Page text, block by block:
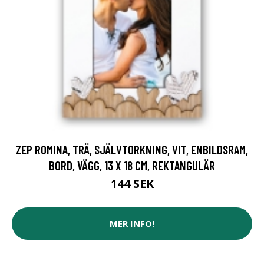
ZEP ROMINA, TRÄ, SJÄLVTORKNING, VIT, ENBILDSRAM,
BORD, VÄGG, 13 X 18 CM, REKTANGULÄR
144 SEK
MER INFO!